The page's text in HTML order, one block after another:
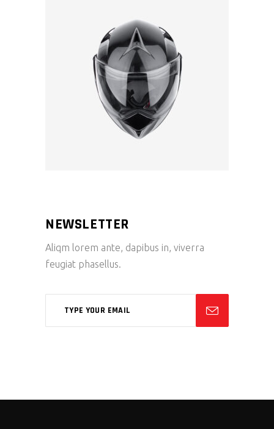
NEWSLETTER
Aliqm lorem ante, dapibus in, viverra
feugiat phasellus.